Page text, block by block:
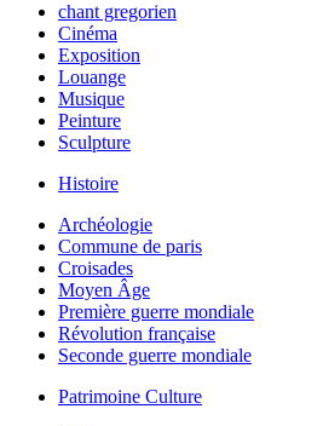
chant gregorien
Cinéma
Exposition
Louange
Musique
Peinture
Sculpture
Histoire
Archéologie
Commune de paris
Croisades
Moyen Âge
Première guerre mondiale
Révolution française
Seconde guerre mondiale
Patrimoine Culture